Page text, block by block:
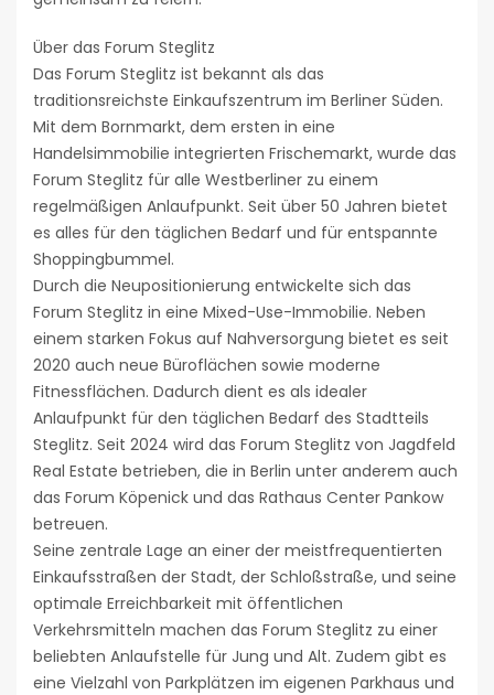
Über das Forum Steglitz
Das Forum Steglitz ist bekannt als das
traditionsreichste Einkaufszentrum im Berliner Süden.
Mit dem Bornmarkt, dem ersten in eine
Handelsimmobilie integrierten Frischemarkt, wurde das
Forum Steglitz für alle Westberliner zu einem
regelmäßigen Anlaufpunkt. Seit über 50 Jahren bietet
es alles für den täglichen Bedarf und für entspannte
Shoppingbummel.
Durch die Neupositionierung entwickelte sich das
Forum Steglitz in eine Mixed-Use-Immobilie. Neben
einem starken Fokus auf Nahversorgung bietet es seit
2020 auch neue Büroflächen sowie moderne
Fitnessflächen. Dadurch dient es als idealer
Anlaufpunkt für den täglichen Bedarf des Stadtteils
Steglitz. Seit 2024 wird das Forum Steglitz von Jagdfeld
Real Estate betrieben, die in Berlin unter anderem auch
das Forum Köpenick und das Rathaus Center Pankow
betreuen.
Seine zentrale Lage an einer der meistfrequentierten
Einkaufsstraßen der Stadt, der Schloßstraße, und seine
optimale Erreichbarkeit mit öffentlichen
Verkehrsmitteln machen das Forum Steglitz zu einer
beliebten Anlaufstelle für Jung und Alt. Zudem gibt es
eine Vielzahl von Parkplätzen im eigenen Parkhaus und